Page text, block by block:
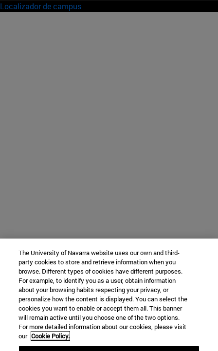
Localizador de campus
The University of Navarra website uses our own and third-
party cookies to store and retrieve information when you
browse. Different types of cookies have different purposes.
For example, to identify you as a user, obtain information
about your browsing habits respecting your privacy, or
personalize how the content is displayed. You can select the
cookies you want to enable or accept them all. This banner
will remain active until you choose one of the two options.
For more detailed information about our cookies, please visit
our Cookie Policy.